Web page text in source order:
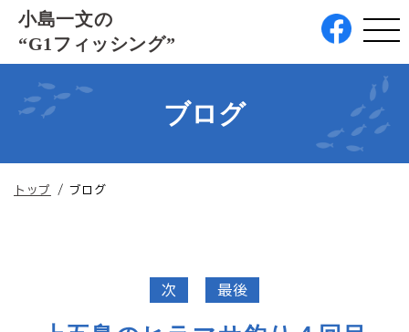
このページの本文へ
小島一文の
“G1フィッシング”
ブログ
現
トップ / ブログ
次 最後